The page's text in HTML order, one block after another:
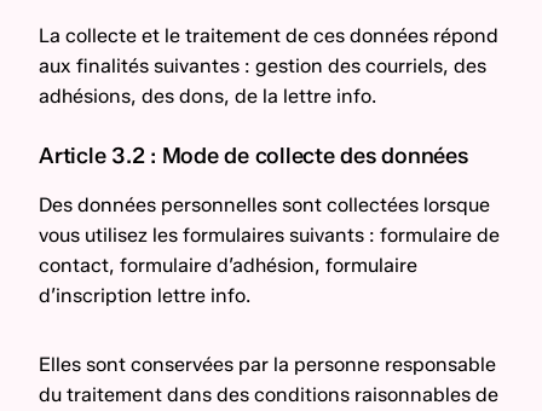
La collecte et le traitement de ces données répond
aux finalités suivantes : gestion des courriels, des
adhésions, des dons, de la lettre info.
Article 3.2 : Mode de collecte des données
Des données personnelles sont collectées lorsque
vous utilisez les formulaires suivants : formulaire de
contact, formulaire d’adhésion, formulaire
d’inscription lettre info.
Elles sont conservées par la personne responsable
du traitement dans des conditions raisonnables de